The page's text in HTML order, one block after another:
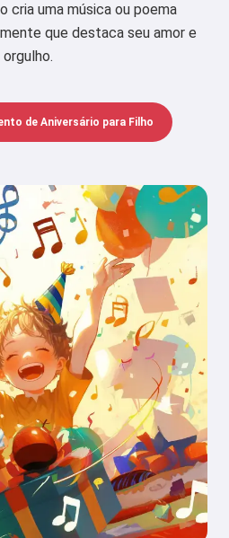
cria uma música ou poema
que destaca seu amor e
orgulho.
de Aniversário para Filho